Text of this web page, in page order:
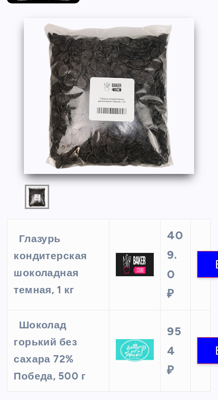
Глазурь
кондитерская
шоколадная
темная, 1 кг
40
9.
0
₽
Шоколад
горький без
сахара 72%
Победа, 500 г
95
4
₽